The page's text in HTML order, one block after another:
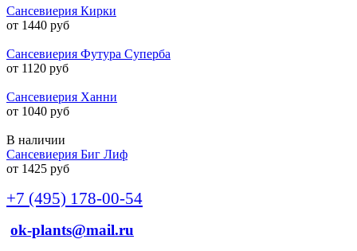
Сансевиерия Кирки
от 1440 руб
Сансевиерия Футура Суперба
от 1120 руб
Сансевиерия Ханни
от 1040 руб
В наличии
Сансевиерия Биг Лиф
от 1425 руб
+7 (495) 178-00-54
ok-plants@mail.ru